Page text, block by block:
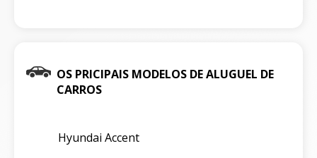
OS PRICIPAIS MODELOS DE ALUGUEL DE
CARROS
Hyundai Accent